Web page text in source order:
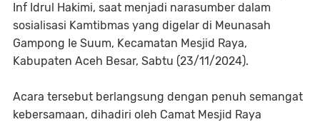
Inf Idrul Hakimi, saat menjadi narasumber dalam
sosialisasi Kamtibmas yang digelar di Meunasah
Gampong Ie Suum, Kecamatan Mesjid Raya,
Kabupaten Aceh Besar, Sabtu (23/11/2024).
Acara tersebut berlangsung dengan penuh semangat
kebersamaan, dihadiri oleh Camat Mesjid Raya